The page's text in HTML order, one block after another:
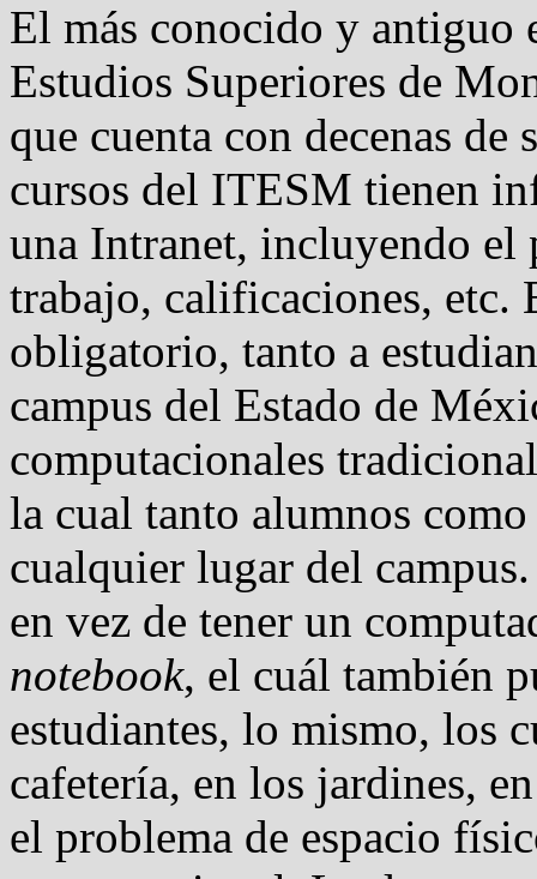
El más conocido y antiguo
Estudios Superiores de
que cuenta con decenas de
cursos del ITESM tienen
una Intranet, incluyendo el
trabajo, calificaciones, etc.
obligatorio, tanto a
campus del Estado de
computacionales
la cual tanto alumnos
cualquier lugar del
en vez de tener un
notebook, el cuál también
estudiantes, lo mismo, los
cafetería, en los jardines,
el problema de espacio